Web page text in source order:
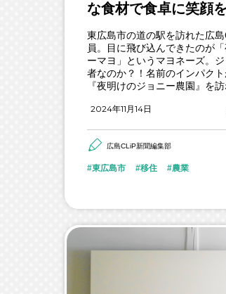
な食材で食卓に笑顔
東広島市の道の駅を訪れた広
員。目に飛び込んできたのが
ーマヨ」というマヨネーズ。
者なのか？！名前のインパクト
『夜明けのジョニー農園』を訪
2024年11月14日
広島CLiP新聞編集部
東広島市 移住 農業